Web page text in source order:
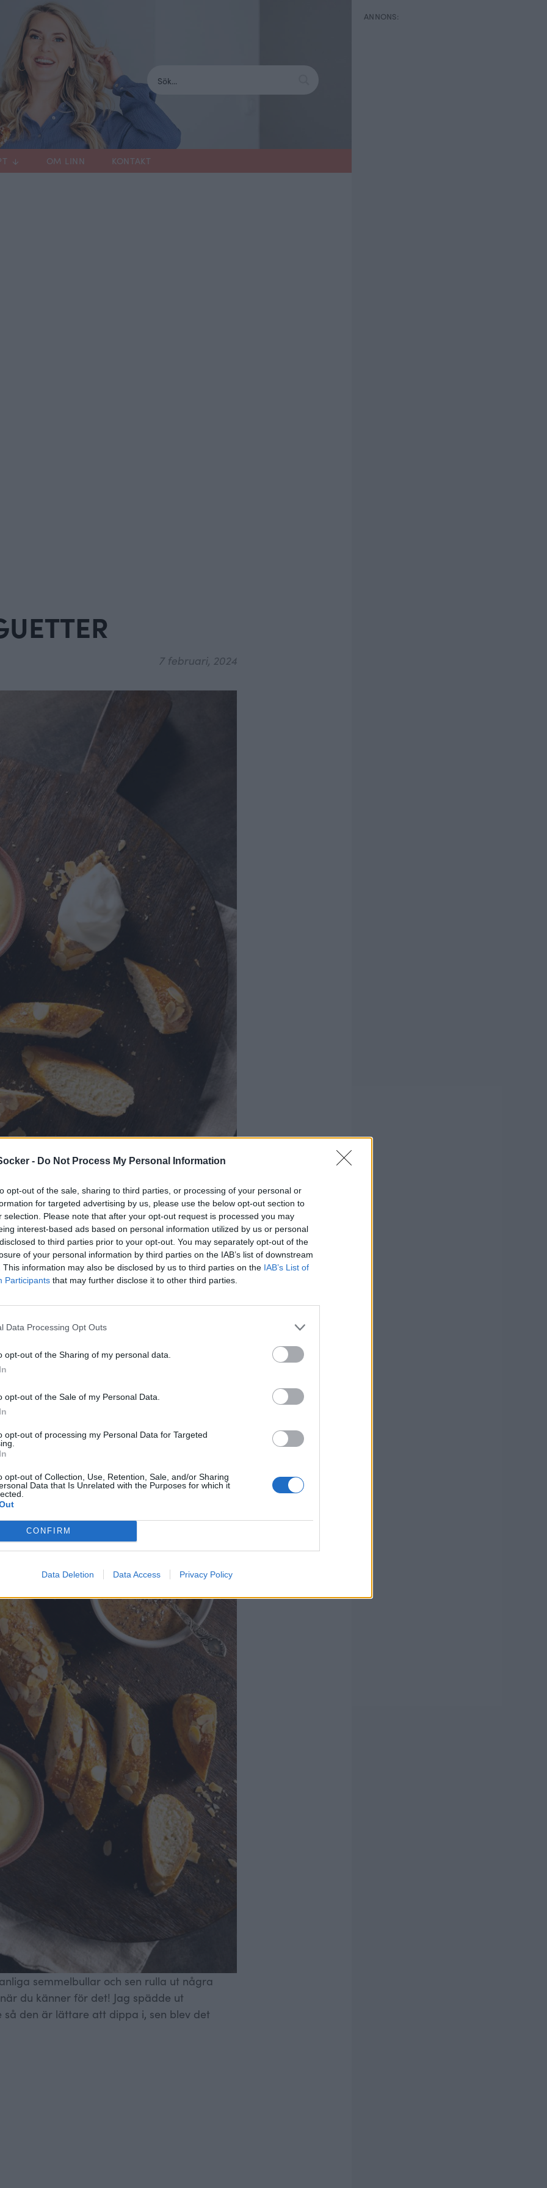
- Do Not Process My Personal Information
opt-out of the sale, sharing to third parties, or processing of your personal or
for targeted advertising by us, please use the below opt-out section to
selection. Please note that after your opt-out request is processed you may
interest-based ads based on personal information utilized by us or personal
to third parties prior to your opt-out. You may separately opt-out of the
of your personal information by third parties on the IAB’s list of downstream
This information may also be disclosed by us to third parties on the IAB’s List of
Participants that may further disclose it to other third parties.
Data Processing Opt Outs
opt-out of the Sharing of my personal data.
opt-out of the Sale of my Personal Data.
opt-out of processing my Personal Data for Targeted
opt-out of Collection, Use, Retention, Sale, and/or Sharing
Data that Is Unrelated with the Purposes for which it
CONFIRM
Data Deletion Data Access Privacy Policy
OM LINN KONTAKT
7 februari, 2024
tänkte göra utan dom kom till av
jag inte orkade rundriva till
ut några längder och vips så
Strösslade på rårörsocker
in i ugnen.
semmelbullar och sen rulla ut några
du känner för det! Jag spädde ut
den är lättare att dippa i, sen blev det